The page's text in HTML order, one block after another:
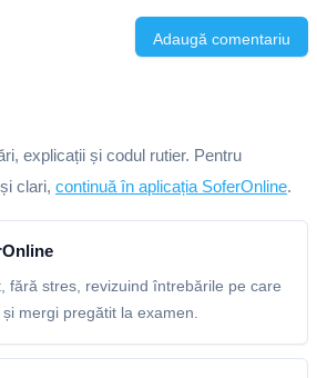
Adaugă comentariu
explicații și codul rutier. Pentru
clari, continuă în aplicația SoferOnline.
fără stres, revizuind întrebările pe care
mergi pregătit la examen.